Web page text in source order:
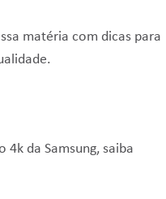
matéria com dicas para
da Samsung, saiba